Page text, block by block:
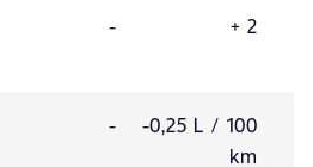
- + 2
-
-0,25 L / 100
km